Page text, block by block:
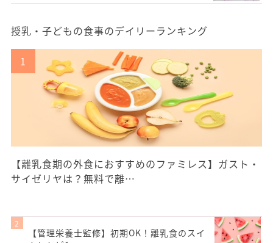
授乳・子どもの食事のデイリーランキング
【離乳食期の外食におすすめのファミレス】ガスト・
サイゼリヤは？無料で離…
【管理栄養士監修】初期OK！離乳食のスイ